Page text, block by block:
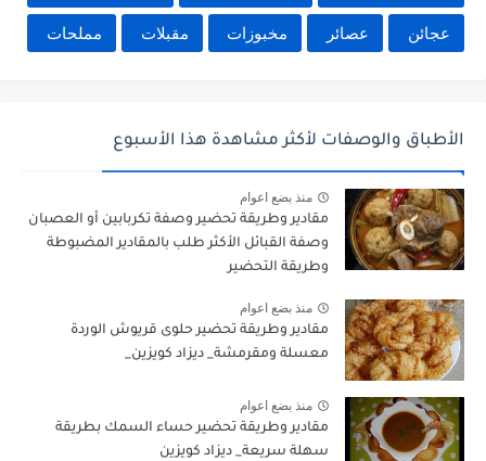
عجائن عصائر مخبوزات مقبلات مملحات
الأطباق والوصفات لأكثر مشاهدة هذا الأسبوع
منذ بضع اعوام
مقادير وطريقة تحضير وصفة تكربابين أو العصبان
وصفة القبائل الأكثر طلب بالمقادير المضبوطة
وطريقة التحضير
منذ بضع اعوام
مقادير وطريقة تحضير حلوى قريوش الوردة
معسلة ومقرمشة_ ديزاد كويزين_
منذ بضع اعوام
مقادير وطريقة تحضير حساء السمك بطريقة
سهلة سريعة_ ديزاد كويزين